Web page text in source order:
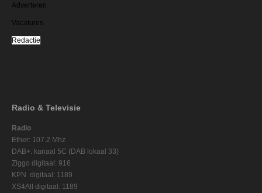
Adverteren
Vacatures
Redactie
Radio & Televisie
Radio
Ether: 107.2 Mhz
DAB+: kanaal 5C (DAB lokaal 33)
Ziggo digitaal: 916
KPN digitaal: 1189
XS4All digitaal: 1189